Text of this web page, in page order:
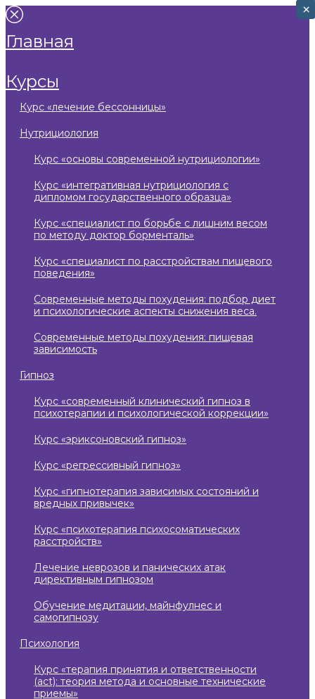
главная
курсы
курс «лечение бессонницы»
нутрициология
курс «основы современной нутрициологии»
курс «интегративная нутрициология с
дипломом государственного образца»
курс «специалист по борьбе с лишним весом
по методу доктор борменталь»
курс «специалист по расстройствам пищевого
поведения»
современные методы похудения: подбор диет
и психологические аспекты снижения веса.
современные методы похудения: пищевая
зависимость
гипноз
курс «современный клинический гипноз в
психотерапии и психологической коррекции»
курс «эриксоновский гипноз»
курс «регрессивный гипноз»
курс «гипнотерапия зависимых состояний и
вредных привычек»
курс «психотерапия психосоматических
расстройств»
лечение неврозов и панических атак
директивным гипнозом
обучение медитации, майнфулнес и
самогипнозу
психология
курс «терапия принятия и ответственности
(act): теория метода и основные технические
приемы»
×
×